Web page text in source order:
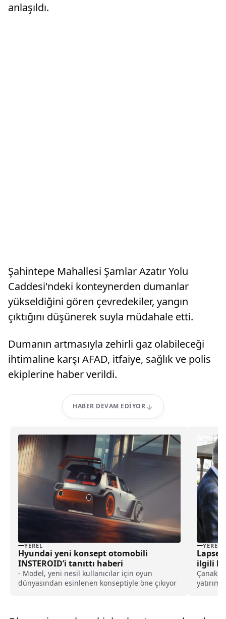
anlaşıldı.
Şahintepe Mahallesi Şamlar Azatır Yolu
Caddesi'ndeki konteynerden dumanlar
yükseldiğini gören çevredekiler, yangın
çıktığını düşünerek suyla müdahale etti.
Dumanın artmasıyla zehirli gaz olabileceği
ihtimaline karşı AFAD, itfaiye, sağlık ve polis
ekiplerine haber verildi.
HABER DEVAM EDIYOR
YEREL
Hyundai yeni konsept otomobili
INSTEROID’i tanıttı haberi
- Model, yeni nesil kullanıcılar için oyun
dünyasından esinlenen konseptiyle öne çıkıyor
YEREL
ilgili
haberi